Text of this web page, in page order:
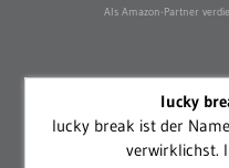
Als Amazon-Partner
lucky
lucky break ist der
verwirklichst.